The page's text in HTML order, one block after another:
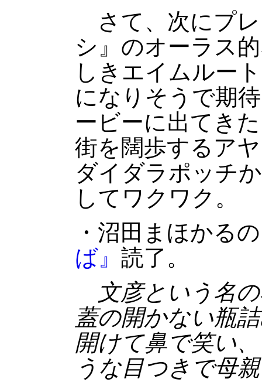
さて、次にプ
シ』のオーラス
しきエイムルー
になりそうで期
ービーに出てき
街を闊歩するア
ダイダラポッチ
してワクワク。
・沼田まほかるの
ば』 読了。
文彦という名の
蓋の開かない瓶
開けて鼻で笑い
うな目つきで母